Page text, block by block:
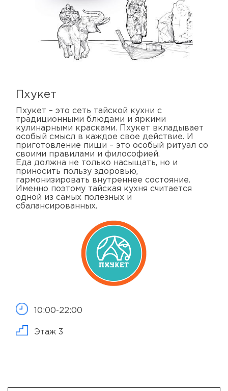
Пхукет
Пхукет – это сеть тайской кухни с
традиционными блюдами и яркими
кулинарными красками. Пхукет вкладывает
особый смысл в каждое свое действие. И
приготовление пищи – это особый ритуал со
своими правилами и философией.
Еда должна не только насыщать, но и
приносить пользу здоровью,
гармонизировать внутреннее состояние.
Именно поэтому тайская кухня считается
одной из самых полезных и
сбалансированных.
10:00-22:00
Этаж 3